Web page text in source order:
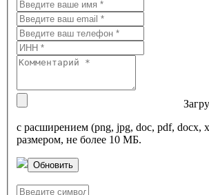
с расширением (png, jpg, doc, pdf, docx,
размером, не более 10 МБ.
Обновить